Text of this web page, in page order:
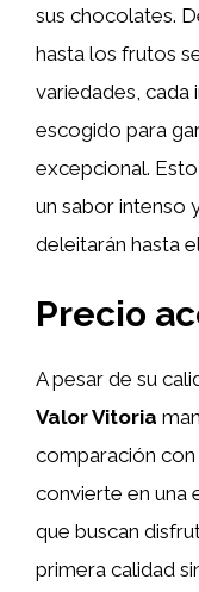
sus chocolates.
hasta los frutos
variedades, cada
escogido para
excepcional.
un sabor intenso
deleitarán hasta
Precio
A pesar de su
Valor Vitoria
comparación
convierte en una
que buscan
primera calidad